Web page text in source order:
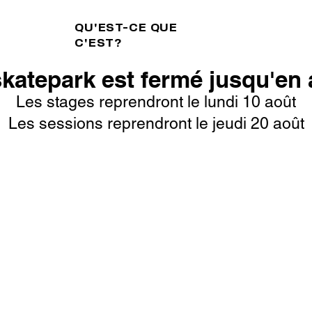
QU'EST-CE QUE
C'EST?
est fermé jusqu'en
Les stages reprendront le lundi 10 août
Les sessions reprendront le jeudi 20 août